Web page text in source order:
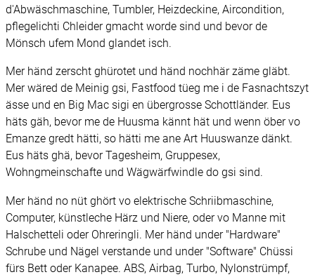
d'Abwäschmaschine, Tumbler, Heizdeckine, Aircondition,
pflegelichti Chleider gmacht worde sind und bevor de
Mönsch ufem Mond glandet isch.
Mer händ zerscht ghürotet und händ nochhär zäme gläbt.
Mer wäred de Meinig gsi, Fastfood tüeg me i de Fasnachtszyt
ässe und en Big Mac sigi en übergrosse Schottländer. Eus
häts gäh, bevor me de Huusma kännt hät und wenn öber vo
Emanze gredt hätti, so hätti me ane Art Huuswanze dänkt.
Eus häts ghä, bevor Tagesheim, Gruppesex,
Wohngmeinschafte und Wägwärfwindle do gsi sind.
Mer händ no nüt ghört vo elektrische Schriibmaschine,
Computer, künstleche Härz und Niere, oder vo Manne mit
Halschetteli oder Ohreringli. Mer händ under "Hardware"
Schrube und Nägel verstande und under "Software" Chüssi
fürs Bett oder Kanapee. ABS, Airbag, Turbo, Nylonstrümpf,